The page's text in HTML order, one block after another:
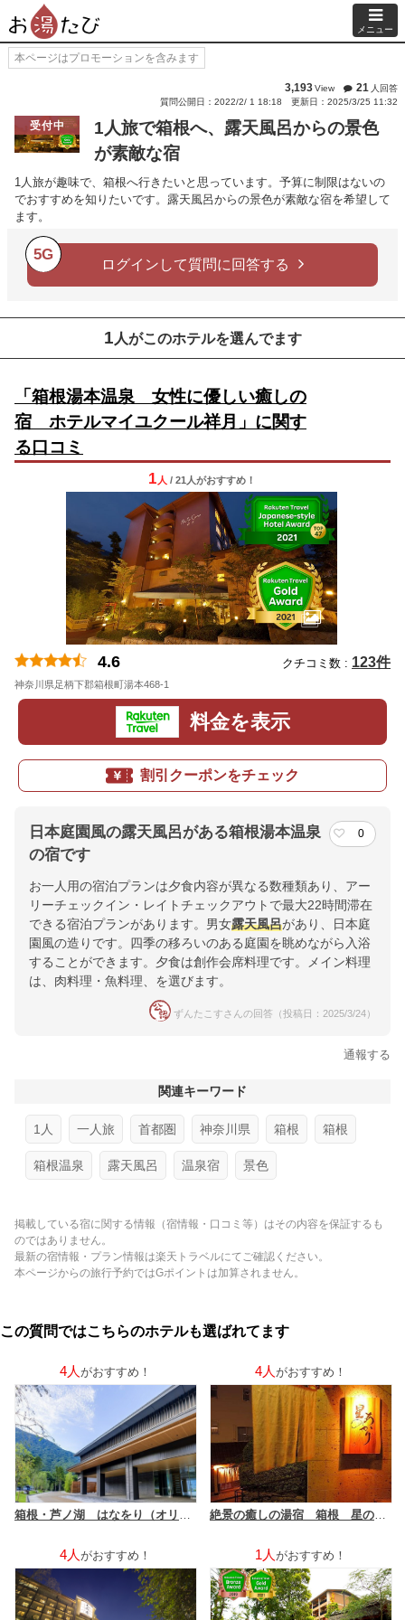
メニュー
本ページはプロモーションを含みます
3,193View 21 人回答
質問公開日：2022/2/ 1 18:18
更新日：2025/3/25 11:32
受付中
1人旅で箱根へ、露天風呂からの景色
が素敵な宿
1人旅が趣味で、箱根へ行きたいと思っています。予算に制限はないの
でおすすめを知りたいです。露天風呂からの景色が素敵な宿を希望して
ます。
5G
ログインして質問に回答する
1 人がこのホテルを選んでます
「箱根湯本温泉 女性に優しい癒しの
宿 ホテルマイユクール祥月」に関す
る口コミ
1 人 / 21人がおすすめ！
4.6 クチコミ数 : 123件
神奈川県足柄下郡箱根町湯本468-1
料金を表示
割引クーポンをチェック
日本庭園風の露天風呂がある箱根湯本温泉
の宿です
0
お一人用の宿泊プランは夕食内容が異なる数種類あり、アー
リーチェックイン・レイトチェックアウトで最大22時間滞在
できる宿泊プランがあります。男女露天風呂があり、日本庭
園風の造りです。四季の移ろいのある庭園を眺めながら入浴
することができます。夕食は創作会席料理です。メイン料理
は、肉料理・魚料理、を選びます。
ずんたこすさんの回答（投稿日：2025/3/24）
通報する
関連キーワード
1人 一人旅 首都圏 神奈川県 箱根 箱根
箱根温泉 露天風呂 温泉宿 景色
掲載している宿に関する情報（宿情報・口コミ等）はその内容を保証するも
のではありません。
最新の宿情報・プラン情報は楽天トラベルにてご確認ください。
本ページからの旅行予約ではGポイントは加算されません。
この質問ではこちらのホテルも選ばれてます
4人 がおすすめ！ 4人 がおすすめ！
4人 がおすすめ！ 1人 がおすすめ！